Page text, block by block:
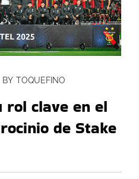
BY TOQUEFINO
rol clave en el
de Stake